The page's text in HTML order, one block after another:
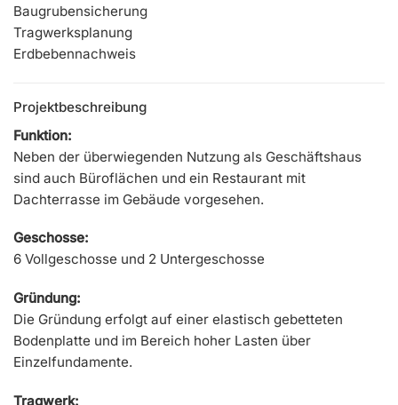
Baugrubensicherung
Tragwerksplanung
Erdbebennachweis
Projektbeschreibung
Funktion:
Neben der überwiegenden Nutzung als Geschäftshaus
sind auch Büroflächen und ein Restaurant mit
Dachterrasse im Gebäude vorgesehen.
Geschosse:
6 Vollgeschosse und 2 Untergeschosse
Gründung:
Die Gründung erfolgt auf einer elastisch gebetteten
Bodenplatte und im Bereich hoher Lasten über
Einzelfundamente.
Tragwerk: